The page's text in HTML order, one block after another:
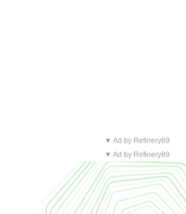
▼ Ad by Refinery89
▼ Ad by Refinery89